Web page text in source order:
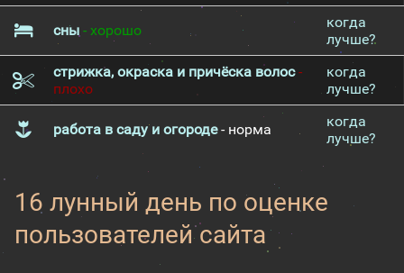
сны - хорошо
когда
лучше?
стрижка, окраска и причёска волос-
плохо
когда
лучше?
работа в саду и огороде- норма
когда
лучше?
16 лунный день по оценке
пользователей сайта